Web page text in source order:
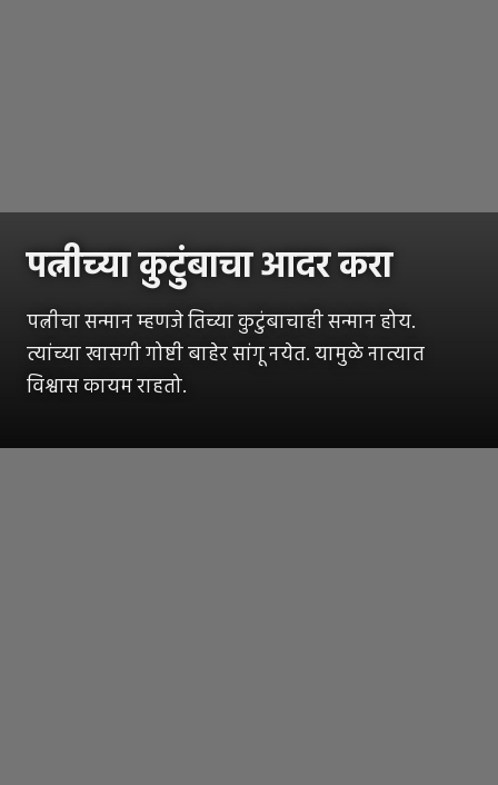
पत्नीच्या कुटुंबाचा आदर करा
पत्नीचा सन्मान म्हणजे तिच्या कुटुंबाचाही सन्मान होय.
त्यांच्या खासगी गोष्टी बाहेर सांगू नयेत. यामुळे नात्यात
विश्वास कायम राहतो.